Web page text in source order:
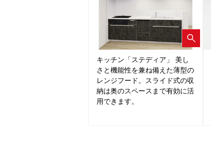
キッチン「ステディア」 美し
さと機能性を兼ね備えた薄型の
レンジフード。スライド式の収
納は奥のスペースまで有効に活
用できます。